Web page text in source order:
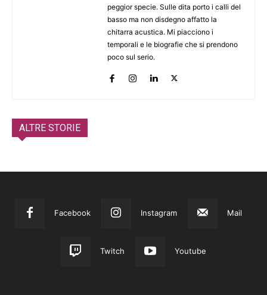
peggior specie. Sulle dita porto i calli del
basso ma non disdegno affatto la
chitarra acustica. Mi piacciono i
temporali e le biografie che si prendono
poco sul serio.
ALTRE STORIE
Facebook Instagram Mail
Twitch Youtube